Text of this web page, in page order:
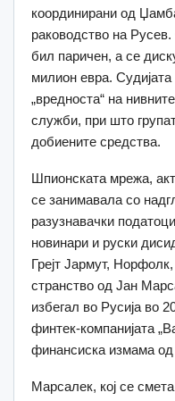
координирани од
раководство на
бил паричен, а се
милион евра. Судијата
„вредноста“ на
служби, при што
добиените средства.
Шпионската мрежа,
се занимавала со
разузнавачки
новинари и руски
Грејт Јармут,
странство од Јан
избегал во Русија во
финтек-компанијата
финансиска измама од
Марсалек, кој се